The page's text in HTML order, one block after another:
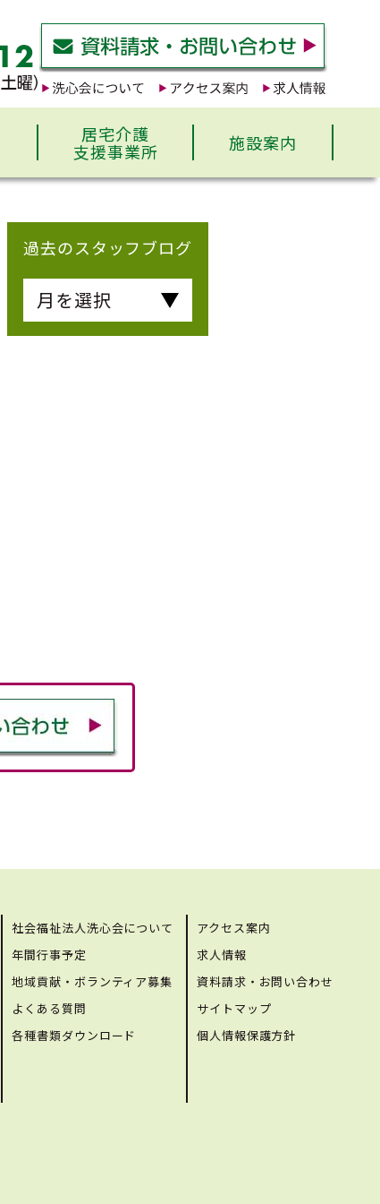
居宅介護
支援事業所 施設案内
過去のスタッフブログ
月を選択
社会福祉法人洗心会について
年間行事予定
地域貢献・ボランティア募集
よくある質問
各種書類ダウンロード
アクセス案内
求人情報
資料請求・お問い合わせ
サイトマップ
個人情報保護方針